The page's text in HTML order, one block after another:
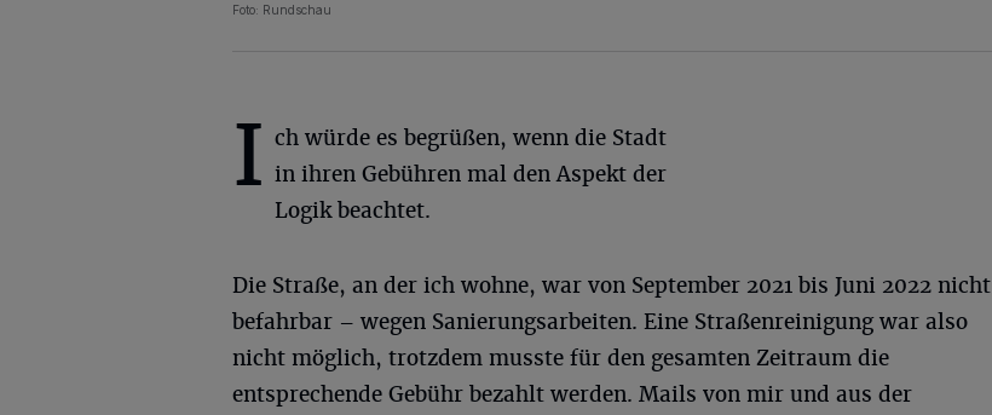
Foto: Rundschau
I ch würde es begrüßen, wenn die Stadt
in ihren Gebühren mal den Aspekt der
Logik beachtet.
Die Straße, an der ich wohne, war von September 2021 bis Juni 2022 nicht
befahrbar – wegen Sanierungsarbeiten. Eine Straßenreinigung war also
nicht möglich, trotzdem musste für den gesamten Zeitraum die
entsprechende Gebühr bezahlt werden. Mails von mir und aus der